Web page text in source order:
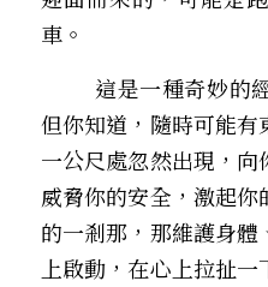
車。
但你知道，隨時可能
一公尺處忽然出現，向
威脅你的安全，激起
的一剎那，那維護身
上啟動，在心上拉扯